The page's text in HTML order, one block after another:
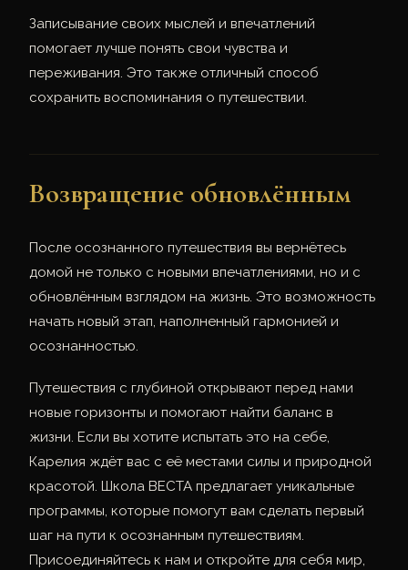
Записывание своих мыслей и впечатлений
помогает лучше понять свои чувства и
переживания. Это также отличный способ
сохранить воспоминания о путешествии.
Возвращение обновлённым
После осознанного путешествия вы вернётесь
домой не только с новыми впечатлениями, но и с
обновлённым взглядом на жизнь. Это возможность
начать новый этап, наполненный гармонией и
осознанностью.
Путешествия с глубиной открывают перед нами
новые горизонты и помогают найти баланс в
жизни. Если вы хотите испытать это на себе,
Карелия ждёт вас с её местами силы и природной
красотой. Школа ВЕСТА предлагает уникальные
программы, которые помогут вам сделать первый
шаг на пути к осознанным путешествиям.
Присоединяйтесь к нам и откройте для себя мир,